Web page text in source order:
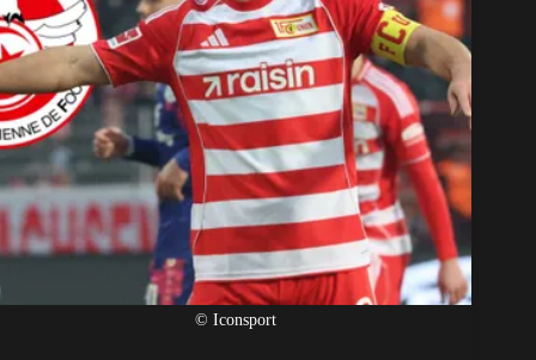
Paris sportifs
© Iconsport